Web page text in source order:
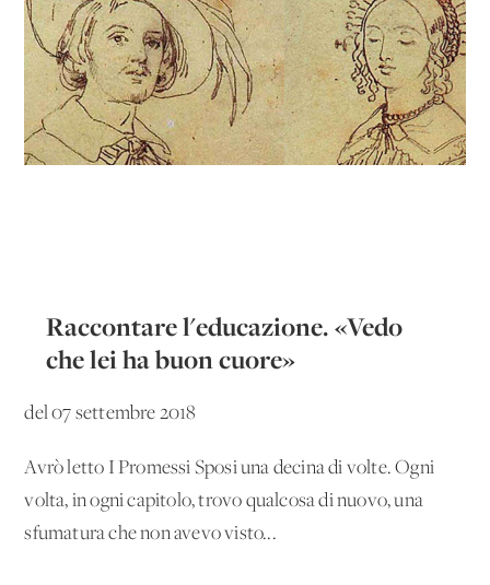
Raccontare l'educazione. «Vedo
che lei ha buon cuore»
del 07 settembre 2018
Avrò letto I Promessi Sposi una decina di volte. Ogni
volta, in ogni capitolo, trovo qualcosa di nuovo, una
sfumatura che non avevo visto...